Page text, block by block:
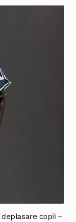
alese
în
pagina
copii –